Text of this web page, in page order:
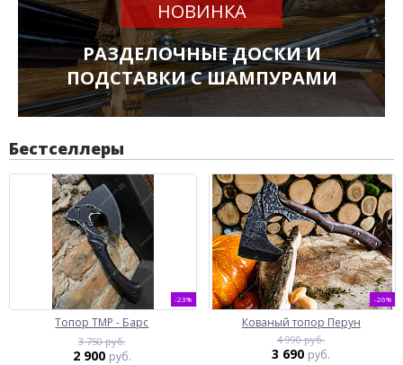
НОВИНКА
РАЗДЕЛОЧНЫЕ ДОСКИ И
ПОДСТАВКИ С ШАМПУРАМИ
Бестселлеры
-23%
Топор ТМР - Барс
3 750 руб.
2 900 руб.
-26%
Кованый топор Перун
4 990 руб.
3 690 руб.